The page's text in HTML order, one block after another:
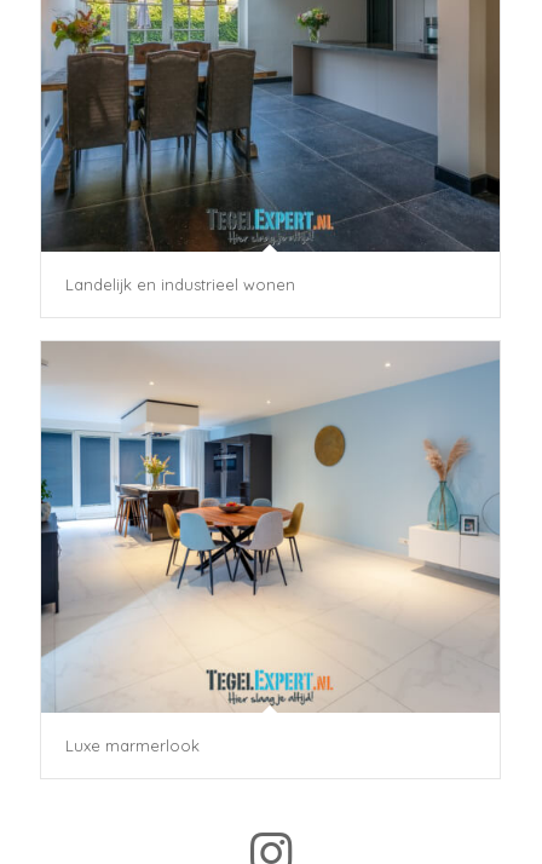
Landelijk en industrieel wonen
Luxe marmerlook